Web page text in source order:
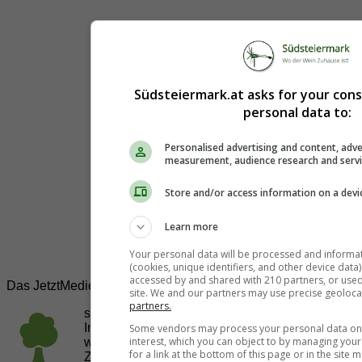
Das JetztMedien.com Medien Netzwerk
suedsteiermark.at ist eine von vielen
Internetadressen derJetztMedien.com Medien ,
welche es sich zur Aufgabe gemacht hat, in
Zusammenarbeit mit regionalen Firmen,
Südsteiermark.at asks for your
personal data to:
Personalised advertising and content,
measurement, audience research and
Store and/or access information on a
Learn more
Your personal data will be processed and
(cookies, unique identifiers, and other device
accessed by and shared with 210 partners, or
site. We and our partners may use precise
partners.
Some vendors may process your personal data
interest, which you can object to by managing
for a link at the bottom of this page or in the site